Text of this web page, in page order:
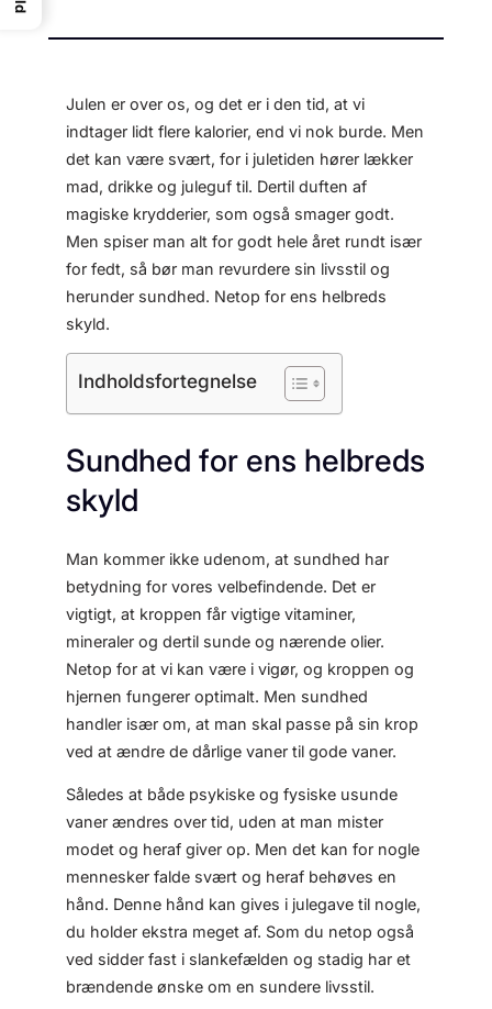
Julen er over os, og det er i den tid, at vi
indtager lidt flere kalorier, end vi nok burde. Men
det kan være svært, for i juletiden hører lækker
mad, drikke og juleguf til. Dertil duften af
magiske krydderier, som også smager godt.
Men spiser man alt for godt hele året rundt især
for fedt, så bør man revurdere sin livsstil og
herunder sundhed. Netop for ens helbreds
skyld.
Indholdsfortegnelse
Sundhed for ens helbreds
skyld
Man kommer ikke udenom, at sundhed har
betydning for vores velbefindende. Det er
vigtigt, at kroppen får vigtige vitaminer,
mineraler og dertil sunde og nærende olier.
Netop for at vi kan være i vigør, og kroppen og
hjernen fungerer optimalt. Men sundhed
handler især om, at man skal passe på sin krop
ved at ændre de dårlige vaner til gode vaner.
Således at både psykiske og fysiske usunde
vaner ændres over tid, uden at man mister
modet og heraf giver op. Men det kan for nogle
mennesker falde svært og heraf behøves en
hånd. Denne hånd kan gives i julegave til nogle,
du holder ekstra meget af. Som du netop også
ved sidder fast i slankefælden og stadig har et
brændende ønske om en sundere livsstil.